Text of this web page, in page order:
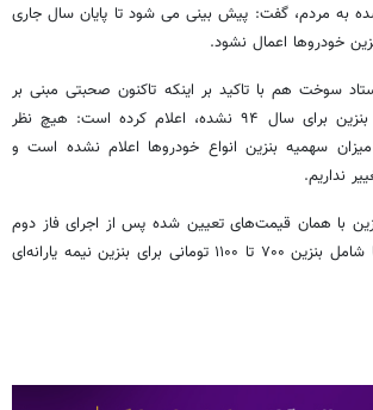
به مردم، گفت: پیش بینی می شود تا پایان سال جاری
خودروها اعمال نشود.
سوخت هم با تاکید بر اینکه تاکنون صحبتی مبنی بر
تغییر در میزان سهمیه بنزین برای سال ۹۴ نشده، اعلام کرده است: هیچ نظر
سهمیه بنزین انواع خودروها اعلام نشده است و
نداریم.
با همان قیمت‌های تعیین شده پس از اجرای فاز دوم
قانون هدفمندی یارانه‌ها شامل بنزین ۷۰۰ تا ۱۱۰۰ تومانی برای بنزین نیمه یارانه‌ای